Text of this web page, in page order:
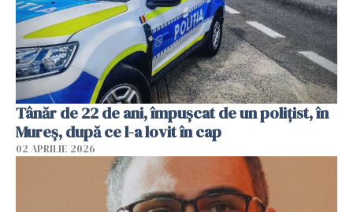
Tânăr de 22 de ani, împușcat de un polițist, în
Mureș, după ce l-a lovit în cap
02 APRILIE 2026